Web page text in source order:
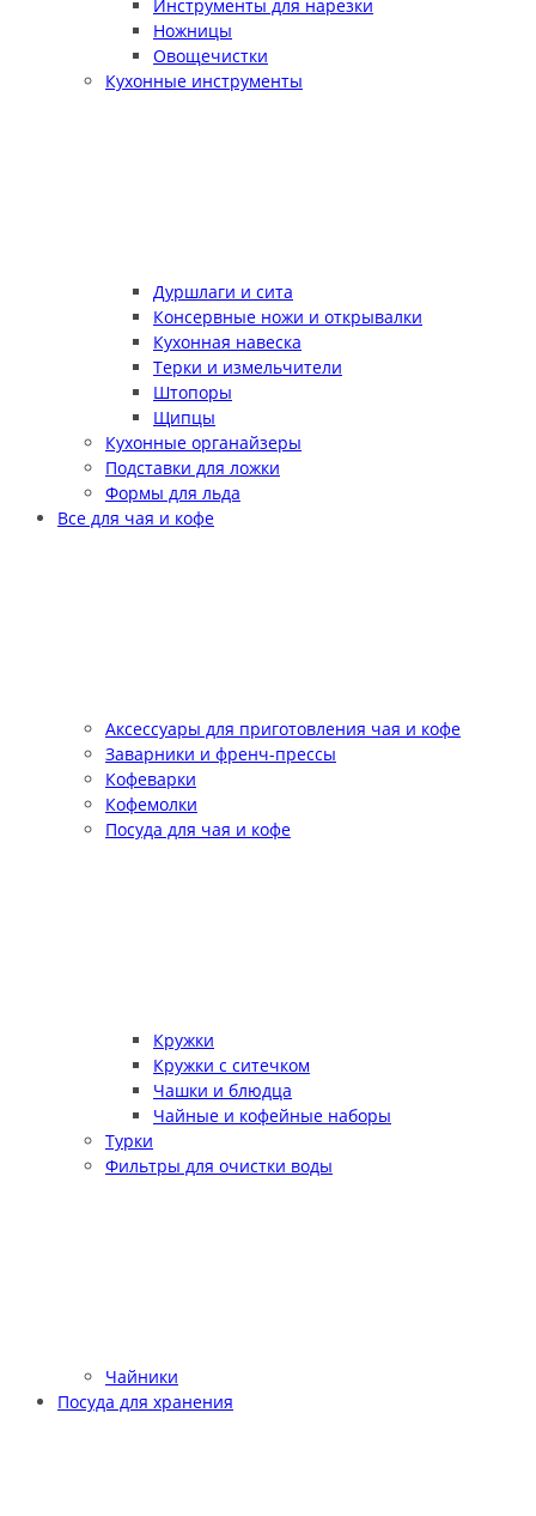
Инструменты для нарезки
Ножницы
Овощечистки
Кухонные инструменты
Дуршлаги и сита
Консервные ножи и открывалки
Кухонная навеска
Терки и измельчители
Штопоры
Щипцы
Кухонные органайзеры
Подставки для ложки
Формы для льда
Все для чая и кофе
Аксессуары для приготовления чая и кофе
Заварники и френч-прессы
Кофеварки
Кофемолки
Посуда для чая и кофе
Кружки
Кружки с ситечком
Чашки и блюдца
Чайные и кофейные наборы
Турки
Фильтры для очистки воды
Чайники
Посуда для хранения